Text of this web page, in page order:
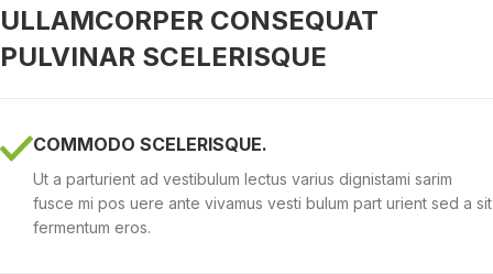
ULLAMCORPER CONSEQUAT
PULVINAR SCELERISQUE
COMMODO SCELERISQUE.
Ut a parturient ad vestibulum lectus varius dignistami sarim
fusce mi pos uere ante vivamus vesti bulum part urient sed a sit
fermentum eros.